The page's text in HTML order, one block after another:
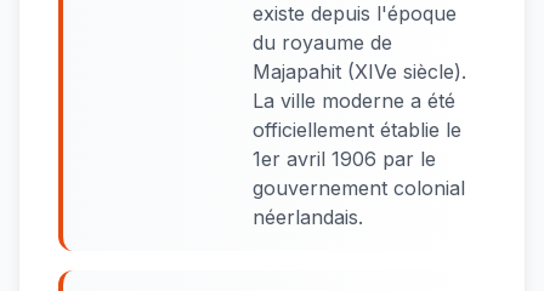
existe depuis l'époque
du royaume de
Majapahit (XIVe siècle).
La ville moderne a été
officiellement établie le
1er avril 1906 par le
gouvernement colonial
néerlandais.